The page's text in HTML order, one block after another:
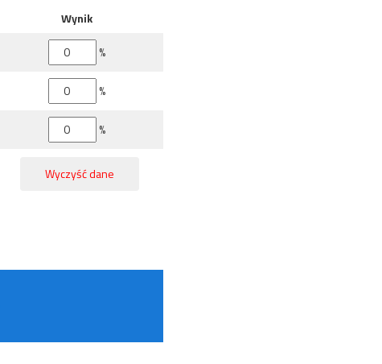
Wynik
%
%
%
Wyczyść dane